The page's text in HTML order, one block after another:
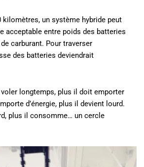
kilomètres, un système hybride peut
acceptable entre poids des batteries
carburant. Pour traverser
des batteries deviendrait
longtemps, plus il doit emporter
d’énergie, plus il devient lourd.
plus il consomme… un cercle